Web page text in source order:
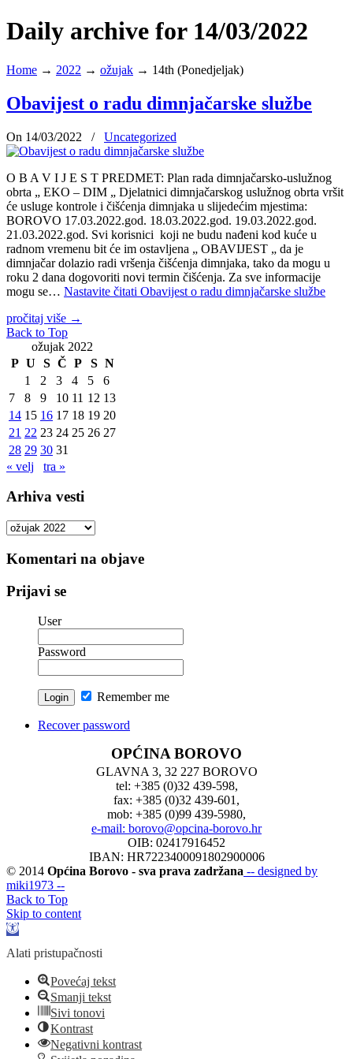
Daily archive for 14/03/2022
Home → 2022 → ožujak → 14th (Ponedjeljak)
Obavijest o radu dimnjačarske službe
On 14/03/2022 / Uncategorized
O B A V I J E S T PREDMET: Plan rada dimnjačarsko-uslužnog
obrta „ EKO – DIM „ Djelatnici dimnjačarskog uslužnog obrta vršit
će usluge kontrole i čišćenja dimnjaka u slijedećim mjestima:
BOROVO 17.03.2022.god. 18.03.2022.god. 19.03.2022.god.
21.03.2022.god. Svi korisnici koji ne budu nađeni kod kuće u
radnom vremenu bit će im ostavljena „ OBAVIJEST „ da je
dimnjačar dolazio radi vršenja čišćenja dimnjaka, tako da mogu u
roku 2 dana dogovoriti novi termin čišćenja. Za sve informacije
mogu se… Nastavite čitati Obavijest o radu dimnjačarske službe
pročitaj više →
Back to Top
ožujak 2022
P U S Č P S N
1
2 3 4 5
6
7
8 9 10 11 12 13
14 15 16 17 18 19 20
21 22 23 24 25 26 27
28 29 30 31
« velj
tra »
Arhiva vesti
Arhiva
Komentari na objave
Prijavi se
User
Password
Remember me
Recover password
OPĆINA BOROVO
GLAVNA 3, 32 227 BOROVO
tel: +385 (0)32 439-598,
fax: +385 (0)32 439-601,
mob: +385 (0)99 439-5980,
e-mail: borovo@opcina-borovo.hr
OIB: 02417916452
IBAN: HR7223400091802900006
© 2014 Općina Borovo - sva prava zadržana -- designed by
miki1973 --
Back to Top
Skip to content
Open
Alati pristupačnosti
Povećaj tekst
Smanji tekst
Sivi tonovi
Kontrast
Negativni kontrast